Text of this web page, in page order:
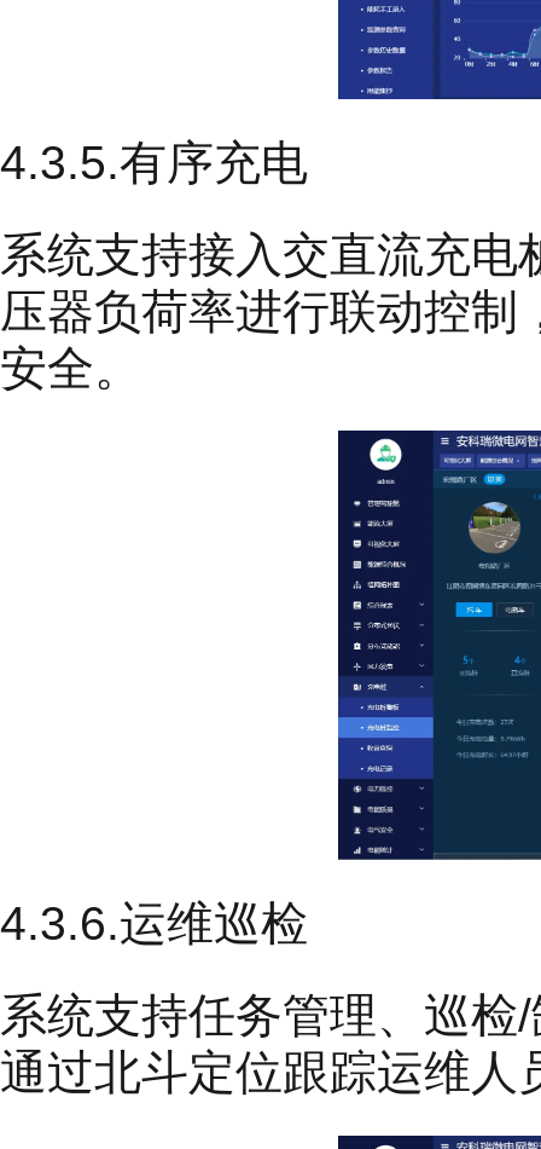
4.3.5.有序充电
系统支持接入交直流充
压器负荷率进行联动控
安全。
4.3.6.运维巡检
系统支持任务管理、巡
通过北斗定位跟踪运维人